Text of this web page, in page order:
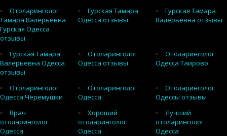
Отоларинголог
Тамара Валерьевна
Гурская Одесса
отзывы
Гурская Тамара
Одесса отзывы
Гурская Тамара
Валерьевна отзывы
Гурская Тамара
Валерьевна Одесса
отзывы
Отоларинголог
Одесса отзывы
Отоларинголог
Одесса Таирово
Отоларинголог
Одесса Черемушки
Отоларинголог
Одесса
Отоларинголог
Одессы отзывы
Врач
отоларинголог
Одесса
Хороший
отоларинголог
Одесса
Лучший
отоларинголог
Одесса